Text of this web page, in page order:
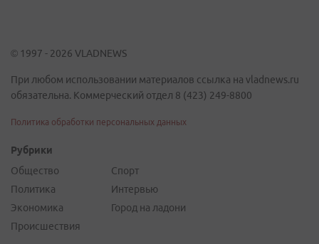
© 1997 - 2026 VLADNEWS
При любом использовании материалов ссылка на vladnews.ru
обязательна. Коммерческий отдел 8 (423) 249-8800
Политика обработки персональных данных
Рубрики
Общество
Политика
Экономика
Происшествия
Спорт
Интервью
Город на ладони